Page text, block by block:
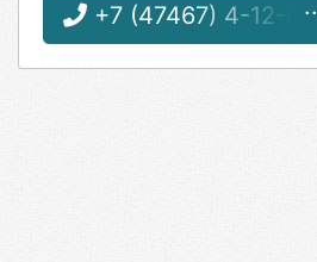
+7 (47467) 4-12-08